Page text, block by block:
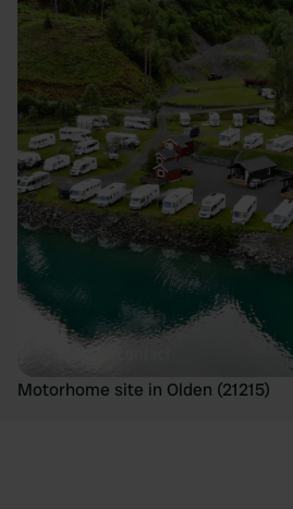
Motorhome site in Olden (21215)